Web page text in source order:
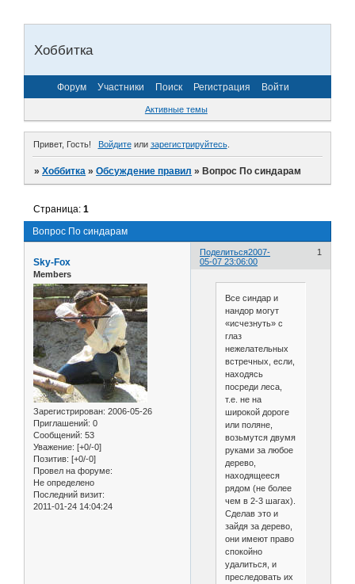
Хоббитка
Форум Участники Поиск Регистрация Войти
Активные темы
Привет, Гость! Войдитеили зарегистрируйтесь.
»Хоббитка »Обсуждение правил »Вопрос По синдарам
Вопрос По синдарам
Страница:1
Поделиться 1
2007-
05-07 23:06:00
Sky-Fox
Members
Зарегистрирован: 2006-05-26
Приглашений: 0
Сообщений: 53
Уважение: [+0/-0]
Позитив: [+0/-0]
Провел на форуме:
Не определено
Последний визит:
2011-01-24 14:04:24
Все синдар и
нандор могут
«исчезнуть» с
глаз
нежелательных
встречных, если,
находясь
посреди леса,
т.е. не на
широкой дороге
или поляне,
возьмутся двумя
руками за любое
дерево,
находящееся
рядом (не более
чем в 2-3 шагах).
Сделав это и
зайдя за дерево,
они имеют право
спокойно
удалиться, и
преследовать их